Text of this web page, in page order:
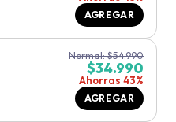
AGREGAR
Normal:$54.990
$34.990
Ahorras 43%
AGREGAR